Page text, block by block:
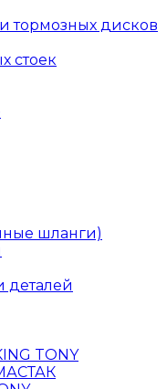
тормозных дисков
стоек
шланги)
деталей
TONY